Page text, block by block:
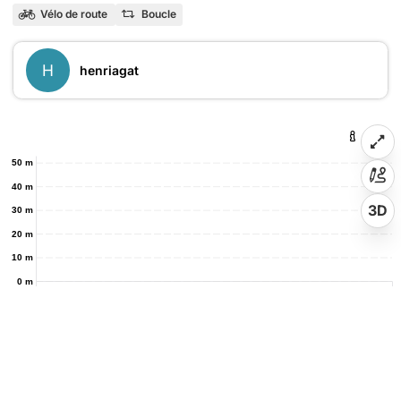
Vélo de route Boucle
H henriagat
0 m
10 m
20 m
30 m
40 m
50 m
3D